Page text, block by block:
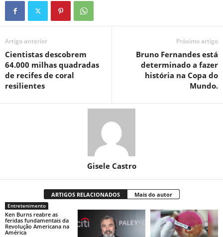
Artigo anterior
Cientistas descobrem
64.000 milhas quadradas
de recifes de coral
resilientes
Próximo artigo
Bruno Fernandes está
determinado a fazer
história na Copa do
Mundo.
Gisele Castro
ARTIGOS RELACIONADOS Mais do autor
Entretenimento
Ken Burns reabre as
feridas fundamentais da
Revolução Americana na
América